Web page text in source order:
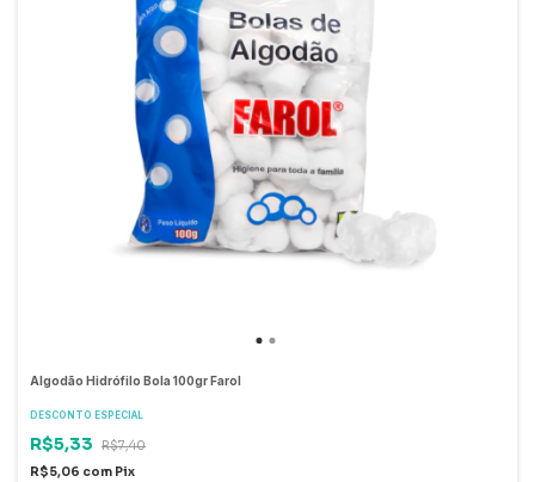
Algodão Hidrófilo Bola 100gr Farol
DESCONTO ESPECIAL
R$5,33
R$7,40
R$5,06 com Pix